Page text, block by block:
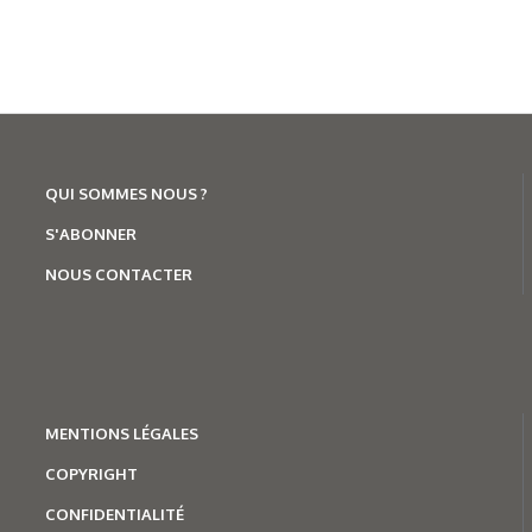
29/06/2026
Robotique ,Entreprises
QUI SOMMES NOUS ?
S'ABONNER
NOUS CONTACTER
MENTIONS LÉGALES
COPYRIGHT
CONFIDENTIALITÉ